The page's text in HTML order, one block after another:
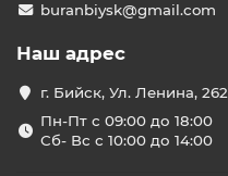
buranbiysk@gmail.com
Наш адрес
г. Бийск, Ул. Ленина, 262
Пн-Пт с 09:00 до 18:00
Сб- Вс с 10:00 до 14:00